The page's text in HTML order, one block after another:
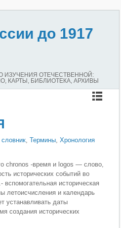
до 1917
ИЗУЧЕНИЯ ОТЕЧЕСТВЕННОЙ:
КАРТЫ, БИБЛИОТЕКА, АРХИВЫ
словник,Термины,Хронология
chronos -время и logos — слово,
исторических событий во
вспомогательная историческая
летоисчисления и календарь
устанавливать даты
создания исторических